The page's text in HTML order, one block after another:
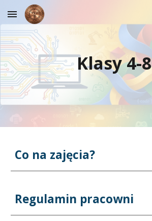
Skip to main content
Klasy 4-8
Co na zajęcia?
Regulamin pracowni